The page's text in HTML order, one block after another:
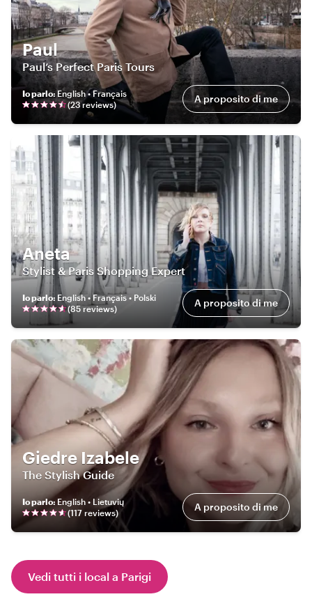
Paul
Paul’s Perfect Paris Tours
Io parlo: English • Français
(23reviews) A proposito di me
Aneta
Stylist & Paris Shopping Expert
Io parlo: English • Français • Polski
(85 reviews) A proposito di me
Giedre Izabele
The Stylish Guide
Io parlo: English • Lietuvių
(117 reviews) A proposito di me
Vedi tutti i local a Parigi